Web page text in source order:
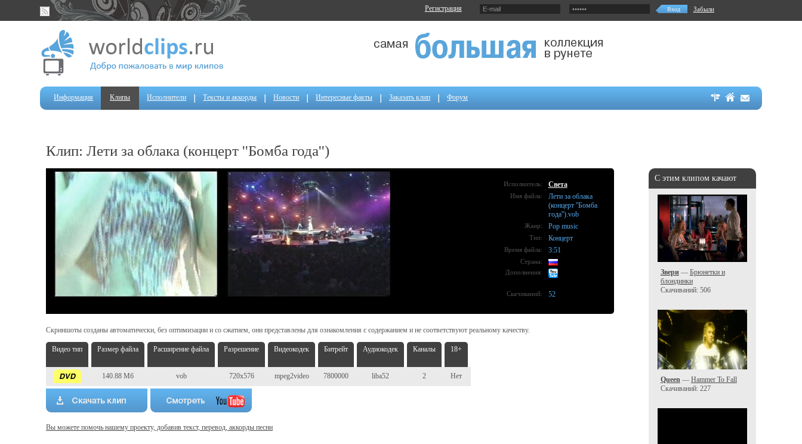
Регистрация Забыли
Информация Клипы Исполнители Тексты и аккорды Новости Интересные факты Заказать клип Форум
Клип: Лети за облака (концерт ''Бомба года'')
С этим клипом качают
Звери— Брюнетки и
блондинки
Скачиваний: 506
Queen — Hammer To Fall
Скачиваний: 227
Исполнитель: Света
Имя файла:
Лети за облака
(концерт ''Бомба
года'').vob
Жанр: Pop music
Тип: Концерт
Время файла: 3:51
Страна:
Дополнения:
Скачиваний: 52
Скриншоты созданы автоматически, без оптимизации и со сжатием, они представлены для ознакомления с содержанием и не соответствуют реальному качеству.
Видео тип Размер файла Расширение файла Разрешение Видеокодек Битрейт Аудиокодек Каналы 18+
140.88 Мб vob 720x576 mpeg2video 7800000 liba52 2 Нет
Вы можете помочь нашему проекту, добавив текст, перевод, аккорды песни